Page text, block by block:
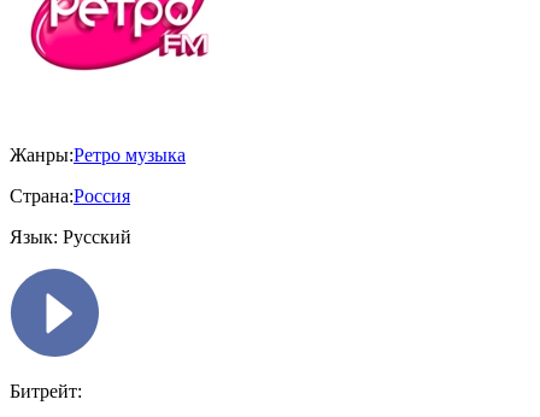
Жанры:Ретро музыка
Страна:Россия
Язык: Русский
Битрейт: